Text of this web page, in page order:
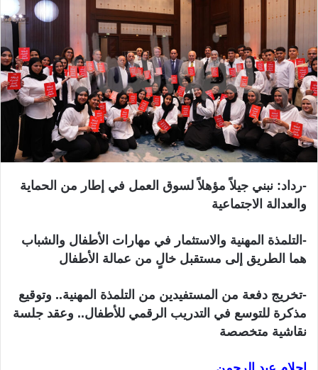
ر
ي
د
ا
إ
ل
ك
ت
و
ن
ا
-رداد: نبني جيلاً مؤهلاً لسوق العمل في إطار من الحماية
والعدالة الاجتماعية
-التلمذة المهنية والاستثمار في مهارات الأطفال والشباب
هما الطريق إلى مستقبل خالٍ من عمالة الأطفال
-تخريج دفعة من المستفيدين من التلمذة المهنية.. وتوقيع
مذكرة للتوسع في التدريب الرقمي للأطفال.. وعقد جلسة
نقاشية متخصصة